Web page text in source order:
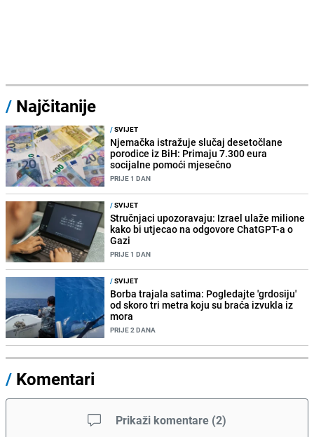
/ Najčitanije
/SVIJET
Njemačka istražuje slučaj desetočlane
porodice iz BiH: Primaju 7.300 eura
socijalne pomoći mjesečno
PRIJE 1 DAN
/SVIJET
Stručnjaci upozoravaju: Izrael ulaže milione
kako bi utjecao na odgovore ChatGPT-a o
Gazi
PRIJE 1 DAN
/SVIJET
Borba trajala satima: Pogledajte 'grdosiju'
od skoro tri metra koju su braća izvukla iz
mora
PRIJE 2 DANA
/ Komentari
Prikaži komentare (2)